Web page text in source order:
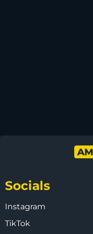
Socials
Instagram
TikTok